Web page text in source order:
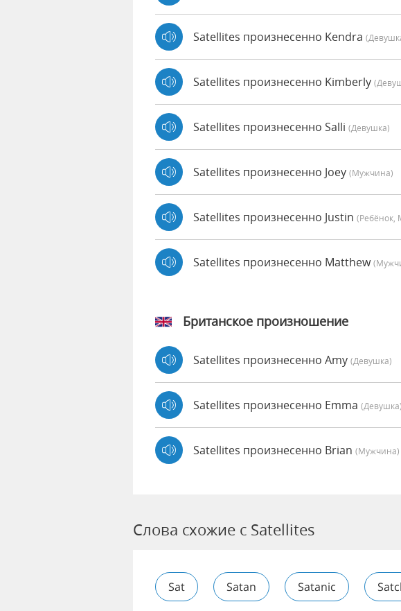
Satellites произнесенно Kendra
Satellites произнесенно Kimberly
Satellites произнесенно Salli (девушка)
Satellites произнесенно Joey (мужчина)
Satellites произнесенно Justin (Ребёнок,
Satellites произнесенно Matthew
Британское произношение
Satellites произнесенно Amy (девушка)
Satellites произнесенно Emma (девушка)
Satellites произнесенно Brian (мужчина)
Слова схожие с Satellites
Sat Satan Satanic